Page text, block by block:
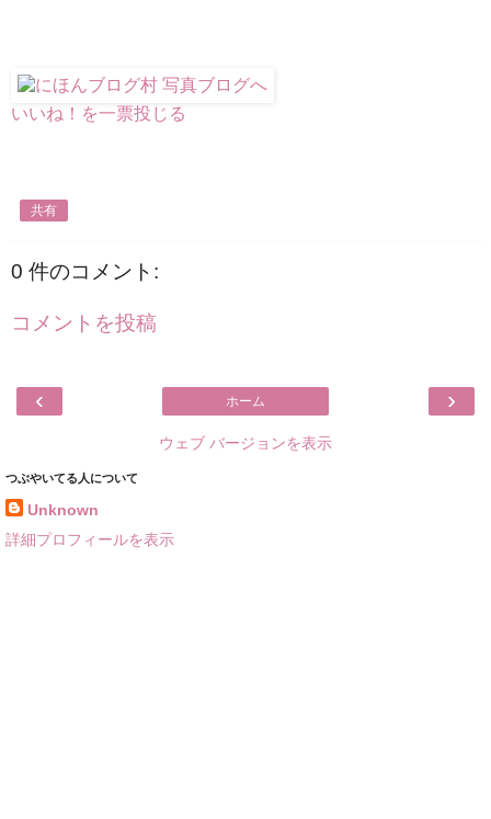
いいね！を一票投じる
共有
0 件のコメント:
コメントを投稿
‹ ›
ホーム
ウェブ バージョンを表示
つぶやいてる人について
Unknown
詳細プロフィールを表示